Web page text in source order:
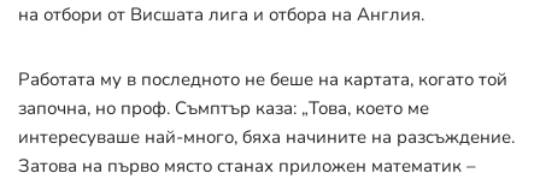
на отбори от Висшата лига и отбора на Англия.
Работата му в последното не беше на картата, когато той
започна, но проф. Съмптър каза: „Това, което ме
интересуваше най-много, бяха начините на разсъждение.
Затова на първо място станах приложен математик –